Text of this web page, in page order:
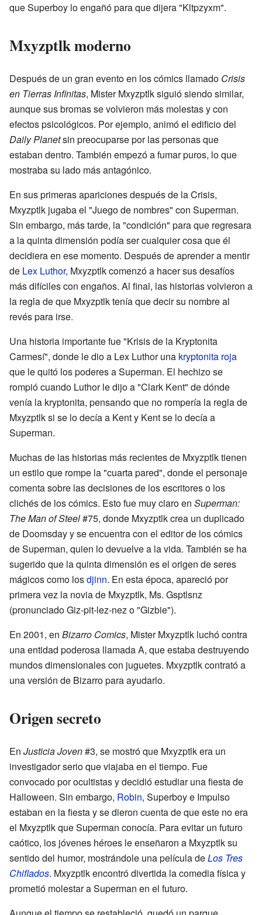
que Superboy lo engañó para que dijera "Kltpzyxm".
Mxyzptlk moderno
Después de un gran evento en los cómics llamado Crisis
en Tierras Infinitas, Mister Mxyzptlk siguió siendo similar,
aunque sus bromas se volvieron más molestas y con
efectos psicológicos. Por ejemplo, animó el edificio del
Daily Planetsin preocuparse por las personas que
estaban dentro. También empezó a fumar puros, lo que
mostraba su lado más antagónico.
En sus primeras apariciones después de la Crisis,
Mxyzptlk jugaba el "Juego de nombres" con Superman.
Sin embargo, más tarde, la "condición" para que regresara
a la quinta dimensión podía ser cualquier cosa que él
decidiera en ese momento. Después de aprender a mentir
de Lex Luthor, Mxyzptlk comenzó a hacer sus desafíos
más difíciles con engaños. Al final, las historias volvieron a
la regla de que Mxyzptlk tenía que decir su nombre al
revés para irse.
Una historia importante fue "Krisis de la Kryptonita
Carmesí", donde le dio a Lex Luthor una kryptonita roja
que le quitó los poderes a Superman. El hechizo se
rompió cuando Luthor le dijo a "Clark Kent" de dónde
venía la kryptonita, pensando que no rompería la regla de
Mxyzptlk si se lo decía a Kent y Kent se lo decía a
Superman.
Muchas de las historias más recientes de Mxyzptlk tienen
un estilo que rompe la "cuarta pared", donde el personaje
comenta sobre las decisiones de los escritores o los
clichés de los cómics. Esto fue muy claro en Superman:
The Man of Steel#75, donde Mxyzptlk crea un duplicado
de Doomsday y se encuentra con el editor de los cómics
de Superman, quien lo devuelve a la vida. También se ha
sugerido que la quinta dimensión es el origen de seres
mágicos como losdjinn. En esta época, apareció por
primera vez la novia de Mxyzptlk, Ms. Gsptlsnz
(pronunciado Giz-pit-lez-nez o "Gizbie").
En 2001, en Bizarro Comics, Mister Mxyzptlk luchó contra
una entidad poderosa llamada A, que estaba destruyendo
mundos dimensionales con juguetes. Mxyzptlk contrató a
una versión de Bizarro para ayudarlo.
Origen secreto
En Justicia Joven#3, se mostró que Mxyzptlk era un
investigador serio que viajaba en el tiempo. Fue
convocado por ocultistas y decidió estudiar una fiesta de
Halloween. Sin embargo, Robin, Superboy e Impulso
estaban en la fiesta y se dieron cuenta de que este no era
el Mxyzptlk que Superman conocía. Para evitar un futuro
caótico, los jóvenes héroes le enseñaron a Mxyzptlk su
sentido del humor, mostrándole una película deLos Tres
Chiflados. Mxyzptlk encontró divertida la comedia física y
prometió molestar a Superman en el futuro.